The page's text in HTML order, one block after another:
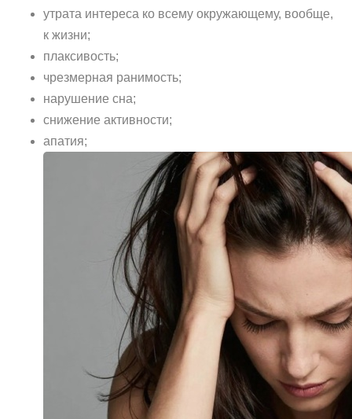
утрата интереса ко всему окружающему, вообще,
к жизни;
плаксивость;
чрезмерная ранимость;
нарушение сна;
снижение активности;
апатия;